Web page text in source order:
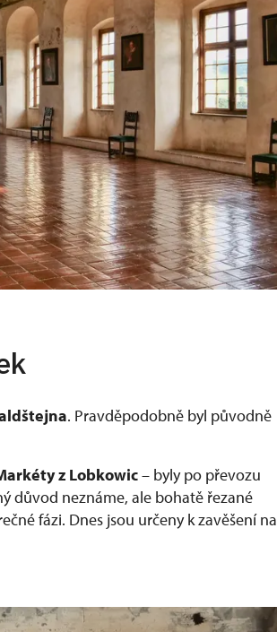
. Pravděpodobně byl původně
z Lobkowic– byly po převozu
důvod neznáme, ale bohatě řezané
fázi. Dnes jsou určeny k zavěšení na